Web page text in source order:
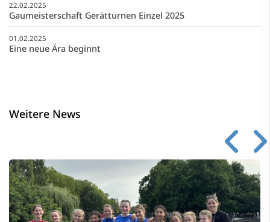
22.02.2025
Gaumeisterschaft Gerätturnen Einzel 2025
01.02.2025
Eine neue Ära beginnt
Weitere News